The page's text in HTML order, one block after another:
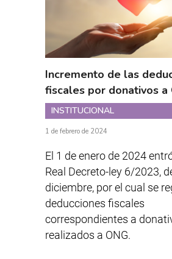
Incremento de las
fiscales por donativos a
INSTITUCIONAL
1 de febrero de 2024
El 1 de enero de 2024
Real Decreto-ley 6/2023,
diciembre, por el cual se
deducciones fiscales
correspondientes a
realizados a ONG.